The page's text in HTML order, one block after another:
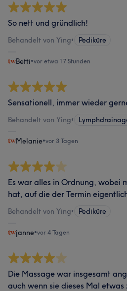
So nett und gründlich!
Behandelt von Ying• Pediküre
Betti•vor etwa 17 Stunden
Sensationell, immer wieder
Behandelt von Ying•
Melanie•vor 3 Tagen
Es war alles in Ordnung, wobei
hat, auf die der Termin
Behandelt von Ying• Pediküre
janne•vor 4 Tagen
Die Massage war insgesamt
auch wenn sie dieses Mal